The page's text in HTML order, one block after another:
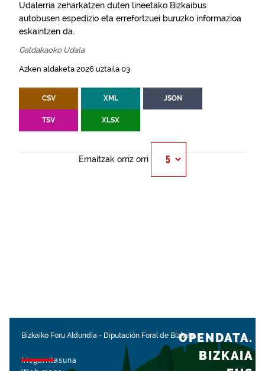
Udalerria zeharkatzen duten lineetako Bizkaibus
autobusen espedizio eta errefortzuei buruzko informazioa
eskaintzen da.
Galdakaoko Udala
Azken aldaketa 2026 uztaila 03
CSV XML JSON
TSV XLSX
Emaitzak orriz orri
Bizkaiko Foru Aldundia - Diputación Foral de Bizkaia
Irisgarritasuna
OPENDATA.
BIZKAIA